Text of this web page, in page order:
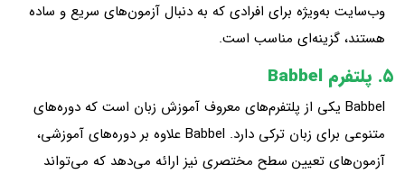
وب‌سایت به‌ویژه برای افرادی که به دنبال آزمون‌های سریع و ساده
هستند، گزینه‌ای مناسب است.
۵. پلتفرم Babbel
Babbel یکی از پلتفرم‌های معروف آموزش زبان است که دوره‌های
متنوعی برای زبان ترکی دارد. Babbel علاوه بر دوره‌های آموزشی،
آزمون‌های تعیین سطح مختصری نیز ارائه می‌دهد که می‌تواند